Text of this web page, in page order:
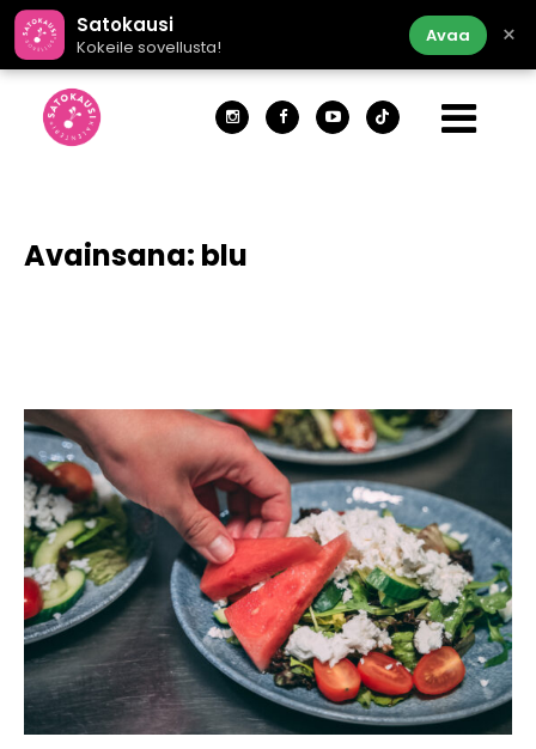
Satokausi
Kokeile sovellusta!
Avaa ×
Avainsana: blu